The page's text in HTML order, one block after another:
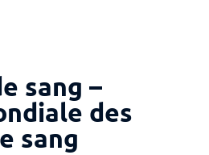
sang –
des
sang